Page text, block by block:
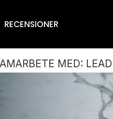
RECENSIONER
MED: